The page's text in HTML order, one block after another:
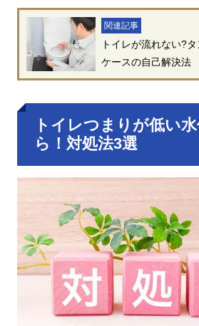
関連記事
トイレが流れない?
ケースの自己解決法
トイレつまりが低い
ら！対処法3選